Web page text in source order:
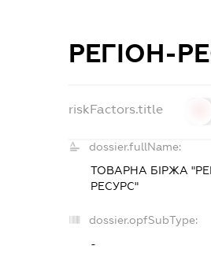
РЕГІОН-
riskFactors.title
dossier.fullName:
ТОВАРНА БІРЖА
РЕСУРС"
dossier.opfSubType:
-